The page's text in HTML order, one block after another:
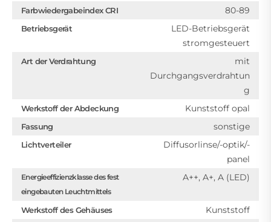
Farbwiedergabeindex CRI 80-89
Betriebsgerät
LED-Betriebsgerät
stromgesteuert
Art der Verdrahtung
mit
Durchgangsverdrahtun
g
Werkstoff der Abdeckung Kunststoff opal
Fassung sonstige
Lichtverteiler
Diffusorlinse/-optik/-
panel
Energieeffizienzklasse des fest
eingebauten Leuchtmittels
A++, A+, A (LED)
Werkstoff des Gehäuses Kunststoff